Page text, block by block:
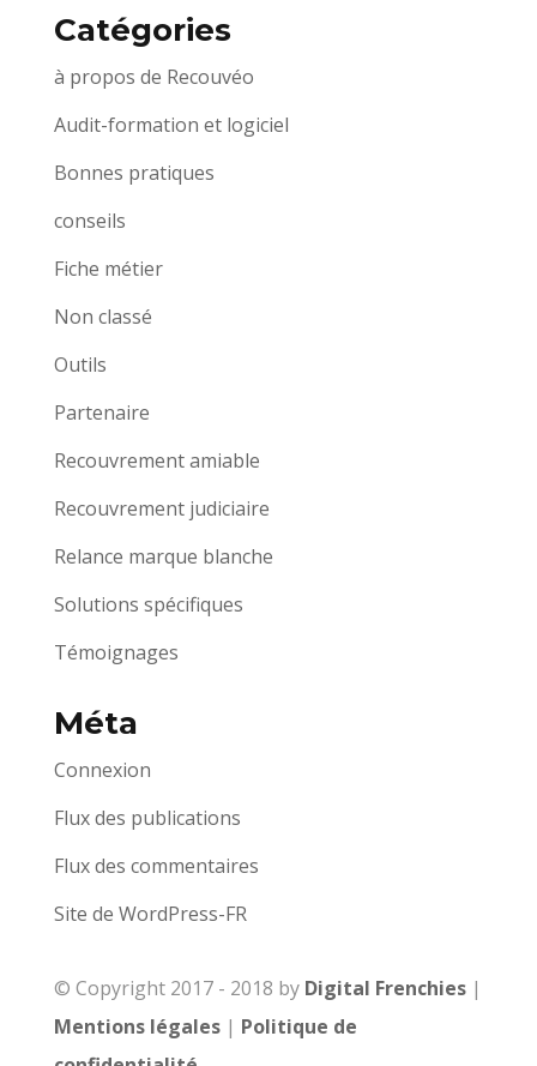
Catégories
à propos de Recouvéo
Audit-formation et logiciel
Bonnes pratiques
conseils
Fiche métier
Non classé
Outils
Partenaire
Recouvrement amiable
Recouvrement judiciaire
Relance marque blanche
Solutions spécifiques
Témoignages
Méta
Connexion
Flux des publications
Flux des commentaires
Site de WordPress-FR
© Copyright 2017 - 2018 by Digital Frenchies|
Mentions légales| Politique de